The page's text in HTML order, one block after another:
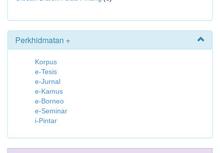
Perkhidmatan +
Korpus
e-Tesis
e-Jurnal
e-Kamus
e-Borneo
e-Seminar
i-Pintar